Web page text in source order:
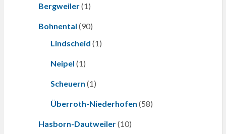
Bergweiler(1)
Bohnental (90)
Lindscheid (1)
Neipel (1)
Scheuern (1)
Überroth-Niederhofen (58)
Hasborn-Dautweiler(10)